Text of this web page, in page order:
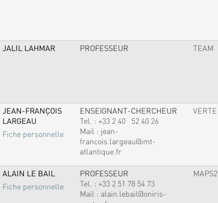
JALIL LAHMAR PROFESSEUR TEAM
JEAN-FRANÇOIS
LARGEAU
Fiche personnelle
ENSEIGNANT-CHERCHEUR
Tel. : +33 2 40 52 40 26
Mail : jean-
francois.largeau@imt-
atlantique.fr
VERTE
ALAIN LE BAIL
Fiche personnelle
PROFESSEUR
Tel. : +33 2 51 78 54 73
Mail : alain.lebail@oniris-
MAPS2